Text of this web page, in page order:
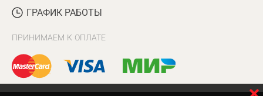
ГРАФИК РАБОТЫ
ПРИНИМАЕМ К ОПЛАТЕ